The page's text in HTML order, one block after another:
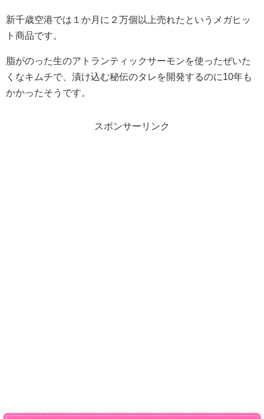
新千歳空港では１か月に２万個以上売れたというメガヒッ
ト商品です。
脂がのった生のアトランティックサーモンを使ったぜいた
くなキムチで、漬け込む秘伝のタレを開発するのに10年も
かかったそうです。
スポンサーリンク